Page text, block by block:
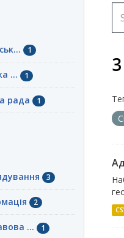
1
... 1
рада 1
3
2
... 1